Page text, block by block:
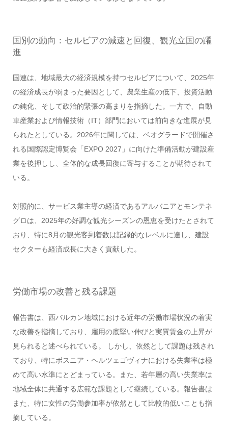
国別の動向：セルビアの減速と回復、観光立国の躍
進
国連は、地域最大の経済規模を持つセルビアについて、2025年
の経済成長が弱まった要因として、農業生産の低下、投資活動
の鈍化、そして政治的緊張の高まりを指摘した。一方で、自動
車産業および情報技術（IT）部門においては前向きな進展が見
られたとしている。2026年に関しては、ベオグラードで開催さ
れる国際認定博覧会「EXPO 2027」に向けた準備活動が建設産
業を後押しし、全体的な成長回復に寄与することが期待されて
いる。
対照的に、サービス業主導の経済であるアルバニアとモンテネ
グロは、2025年の好調な観光シーズンの恩恵を受けたとされて
おり、特に8月の観光客到着数は記録的なレベルに達し、建設
セクターも経済成長に大きく貢献した。
労働市場の改善と残る課題
報告書は、西バルカン地域における近年の労働市場状況の着実
な改善を指摘しており、雇用の底堅い伸びと実質賃金の上昇が
見られると述べられている。 しかし、依然として課題は残され
ており、特にボスニア・ヘルツェゴヴィナにおける失業率は極
めて高い水準にとどまっている。また、若年層の高い失業率は
地域全体に共通する広範な課題として継続している。報告書は
また、特に女性の労働参加率が依然として比較的低いことも指
摘している。